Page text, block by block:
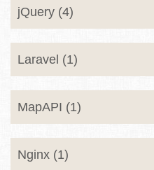
jQuery (4)
Laravel (1)
MapAPI (1)
Nginx (1)